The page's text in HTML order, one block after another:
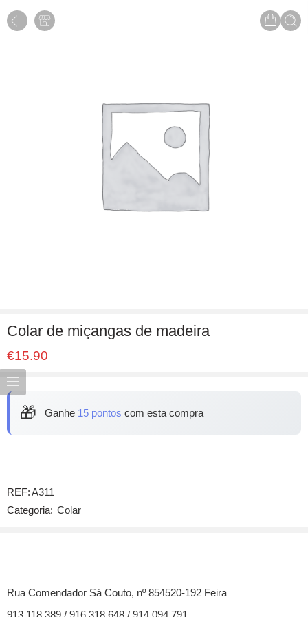
Colar de miçangas de madeira
€15.90
🎁 Ganhe 15 pontos com esta compra
REF:A311
Categoria: Colar
Rua Comendador Sá Couto, nº 854520-192 Feira